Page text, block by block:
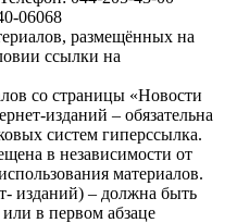
06068
размещённых на
ссылки на
со страницы «Новости
изданий – обязательна
систем гиперссылка.
в независимости от
материалов.
изданий) – должна быть
в первом абзаце